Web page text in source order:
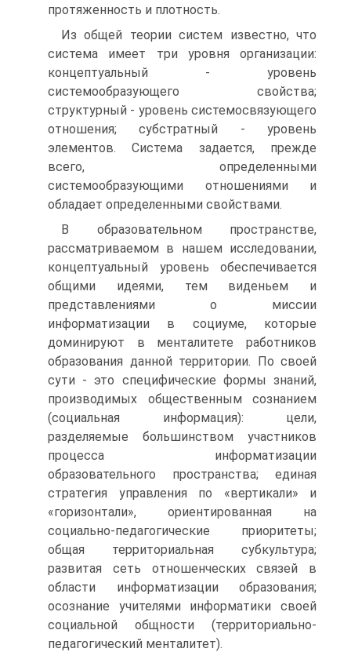
протяженность и плотность.
Из общей теории систем известно, что
система имеет три уровня организации:
концептуальный - уровень
системообразующего свойства;
структурный - уровень системосвязующего
отношения; субстратный - уровень
элементов. Система задается, прежде
всего, определенными
системообразующими отношениями и
обладает определенными свойствами.
В образовательном пространстве,
рассматриваемом в нашем исследовании,
концептуальный уровень обеспечивается
общими идеями, тем виденьем и
представлениями о миссии
информатизации в социуме, которые
доминируют в менталитете работников
образования данной территории. По своей
сути - это специфические формы знаний,
производимых общественным сознанием
(социальная информация): цели,
разделяемые большинством участников
процесса информатизации
образовательного пространства; единая
стратегия управления по «вертикали» и
«горизонтали», ориентированная на
социально-педагогические приоритеты;
общая территориальная субкультура;
развитая сеть отношенческих связей в
области информатизации образования;
осознание учителями информатики своей
социальной общности (территориально-
педагогический менталитет).